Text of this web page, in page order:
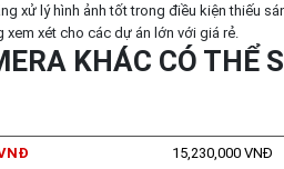
xử lý hình ảnh tốt trong điều kiện thiếu
xét cho các dự án lớn với giá rẻ.
KHÁC CÓ THỂ
15,230,000 VNĐ